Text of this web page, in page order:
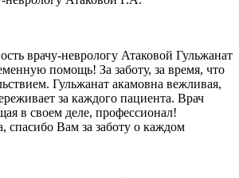
врачу-неврологу Атаковой Гульжанат
помощь! За заботу, за время, что
Гульжанат акамовна вежливая,
за каждого пациента. Врач
в своем деле, профессионал!
спасибо Вам за заботу о каждом